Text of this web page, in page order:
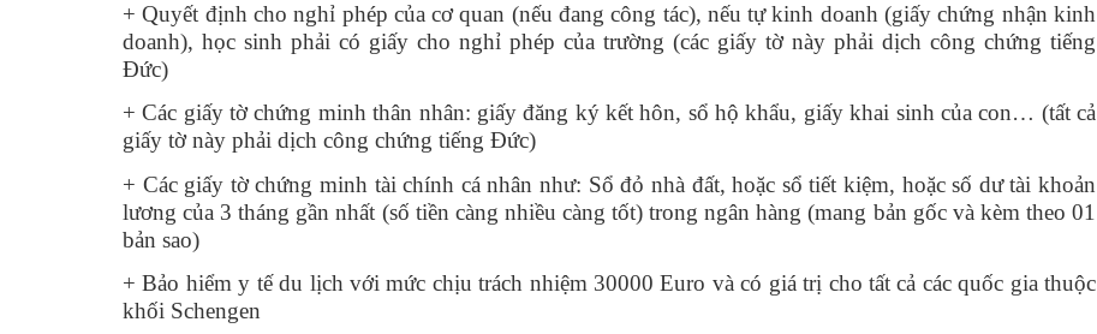
+ Quyết định cho nghỉ phép của cơ quan (nếu đang công tác), nếu tự kinh doanh (giấy chứng nhận kinh
doanh), học sinh phải có giấy cho nghỉ phép của trường (các giấy tờ này phải dịch công chứng tiếng
Đức)
+ Các giấy tờ chứng minh thân nhân: giấy đăng ký kết hôn, sổ hộ khẩu, giấy khai sinh của con… (tất cả
giấy tờ này phải dịch công chứng tiếng Đức)
+ Các giấy tờ chứng minh tài chính cá nhân như: Sổ đỏ nhà đất, hoặc sổ tiết kiệm, hoặc số dư tài khoản
lương của 3 tháng gần nhất (số tiền càng nhiều càng tốt) trong ngân hàng (mang bản gốc và kèm theo 01
bản sao)
+ Bảo hiểm y tế du lịch với mức chịu trách nhiệm 30000 Euro và có giá trị cho tất cả các quốc gia thuộc
khối Schengen